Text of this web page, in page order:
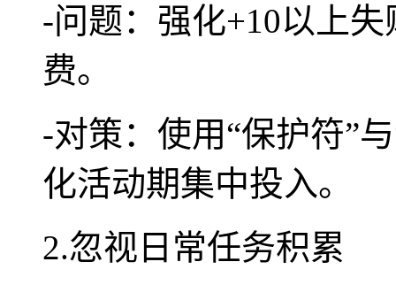
-问题：强化+10以上
费。
-对策：使用“保护符”
化活动期集中投入。
2.忽视日常任务积累